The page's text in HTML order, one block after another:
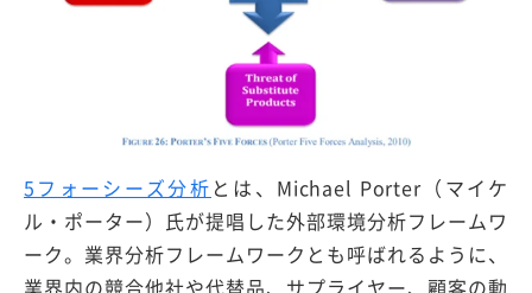
5フォーシーズ分析 とは、Michael Porter（マイケ
ル・ポーター）氏が提唱した外部環境分析フレームワ
ーク。業界分析フレームワークとも呼ばれるように、
業界内の競合他社や代替品、サプライヤー、顧客の動